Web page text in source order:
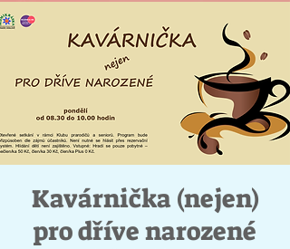
Kavárnička (nejen)
pro dříve narozené